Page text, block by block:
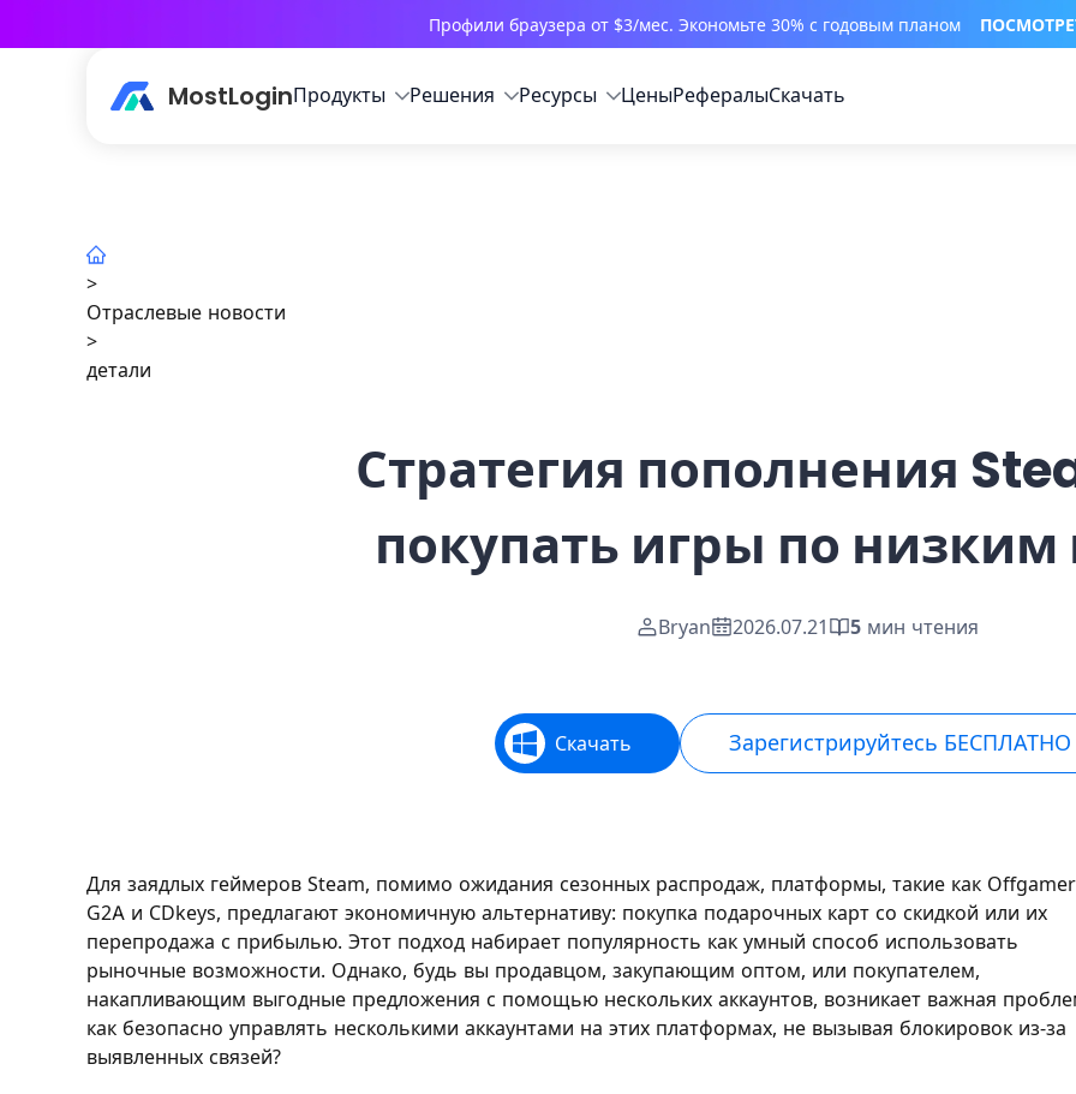
Профили браузера от $3/мес. Экономьте 30% с годовым планом
MostLoginПродукты Решения Ресурсы ЦеныРефералыСкачать
>
Отраслевые новости
>
детали
Стратегия пополнения
покупать игры по
Bryan 2026.07.21 5 мин чтения
Скачать Зарегистрируйтесь БЕСПЛАТНО
Для заядлых геймеров Steam, помимо ожидания сезонных распродаж, платформы, такие как
G2A и CDkeys, предлагают экономичную альтернативу: покупка подарочных карт со скидкой или их
перепродажа с прибылью. Этот подход набирает популярность как умный способ использовать
рыночные возможности. Однако, будь вы продавцом, закупающим оптом, или покупателем,
накапливающим выгодные предложения с помощью нескольких аккаунтов, возникает важная
как безопасно управлять несколькими аккаунтами на этих платформах, не вызывая блокировок из-за
выявленных связей?